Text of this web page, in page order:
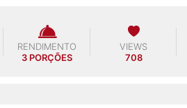
RENDIMENTO
3 PORÇÕES
VIEWS
708